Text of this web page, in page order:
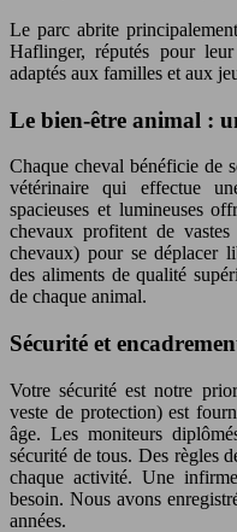
Le parc abrite
Haflinger, réputés pour
adaptés aux familles et aux
Le bien-être animal :
Chaque cheval bénéficie de
vétérinaire qui effectue
spacieuses et lumineuses
chevaux profitent de
chevaux) pour se déplacer
des aliments de qualité
de chaque animal.
Sécurité et
Votre sécurité est notre
veste de protection) est
âge. Les moniteurs
sécurité de tous. Des règles
chaque activité. Une
besoin. Nous avons
années.